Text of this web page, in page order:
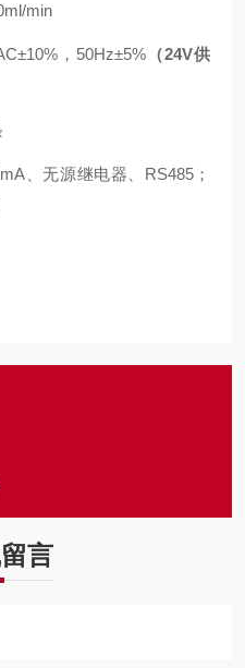
min
，50Hz±5% （24V供
、无源继电器、 RS485 ；
言